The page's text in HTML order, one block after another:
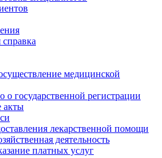
медицинской
о государственной регистрации
акты
лекарственной помощи
деятельность
платных услуг